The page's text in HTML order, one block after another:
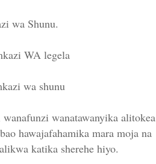
wa Shunu.
WA legela
wa shunu
wanatawanyika alitokea
hawajafahamika mara moja na
katika sherehe hiyo.